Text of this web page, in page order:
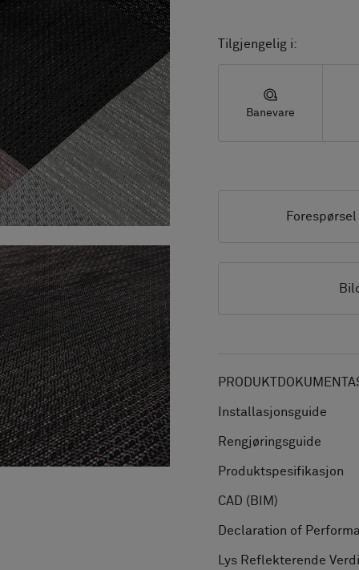
Tilgjengelig i:
Banevare
Forespørsel
Installasjonsguide
Rengjøringsguide
Produktspesifikasjon
CAD (BIM)
Declaration of
Lys Reflekterende Verdi